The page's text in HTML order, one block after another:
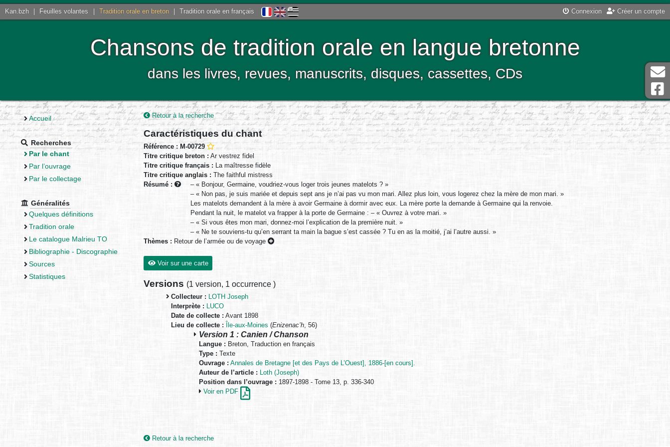
Kan.bzh Feuilles volantes Tradition orale en breton Tradition orale en français Connexion Créer un compte
Chansons de tradition orale en langue bretonne
dans les livres, revues, manuscrits, disques, cassettes, CDs
Accueil
Recherches
Par le chant
Par l’ouvrage
Par le collectage
Généralités
Quelques définitions
Tradition orale
Le catalogue Malrieu TO
Bibliographie - Discographie
Sources
Statistiques
Retour à la recherche
Caractéristiques du chant
Référence : M-00729
Titre critique breton : Ar vestrez fidel
Titre critique français : La maîtresse fidèle
Titre critique anglais : The faithful mistress
Résumé :
– « Bonjour, Germaine, voudriez-vous loger trois jeunes matelots ? »
– « Non pas, je suis mariée et depuis sept ans je n’ai pas vu mon mari. Allez plus loin, vous logerez chez la mère de mon mari. »
Les matelots demandent à la mère à avoir Germaine à dormir avec eux. La mère porte la demande à Germaine qui la renvoie.
Pendant la nuit, le matelot va frapper à la porte de Germaine : – « Ouvrez à votre mari. »
– « Si vous êtes mon mari, donnez-moi l’explication de la première nuit. »
– « Ne te souviens-tu qu’en serrant ta main la bague s’est cassée ? Tu en as la moitié, j’ai l’autre aussi. »
Thèmes : Retour de l’armée ou de voyage
Voir sur une carte
Versions (1 version, 1 occurrence )
Collecteur : LOTH Joseph
Interprète : LUCO
Date de collecte : Avant 1898
Lieu de collecte :
Île-aux-Moines (Enizenac’h, 56)
Version 1 : Canien / Chanson
Langue : Breton, Traduction en français
Type : Texte
Ouvrage : Annales de Bretagne [et des Pays de L’Ouest], 1886-[en cours].
Auteur de l’article : Loth (Joseph)
Position dans l’ouvrage :1897-1898 - Tome 13, p. 336-340
Voir en PDF
Retour à la recherche